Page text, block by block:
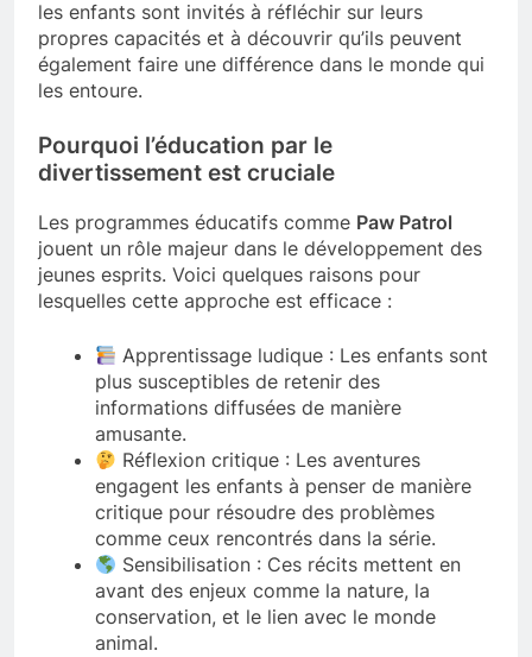
les enfants sont invités à réfléchir sur leurs
propres capacités et à découvrir qu’ils peuvent
également faire une différence dans le monde qui
les entoure.
Pourquoi l’éducation par le
divertissement est cruciale
Les programmes éducatifs comme Paw Patrol
jouent un rôle majeur dans le développement des
jeunes esprits. Voici quelques raisons pour
lesquelles cette approche est efficace :
Apprentissage ludique : Les enfants sont
plus susceptibles de retenir des
informations diffusées de manière
amusante.
Réflexion critique : Les aventures
engagent les enfants à penser de manière
critique pour résoudre des problèmes
comme ceux rencontrés dans la série.
Sensibilisation : Ces récits mettent en
avant des enjeux comme la nature, la
conservation, et le lien avec le monde
animal.